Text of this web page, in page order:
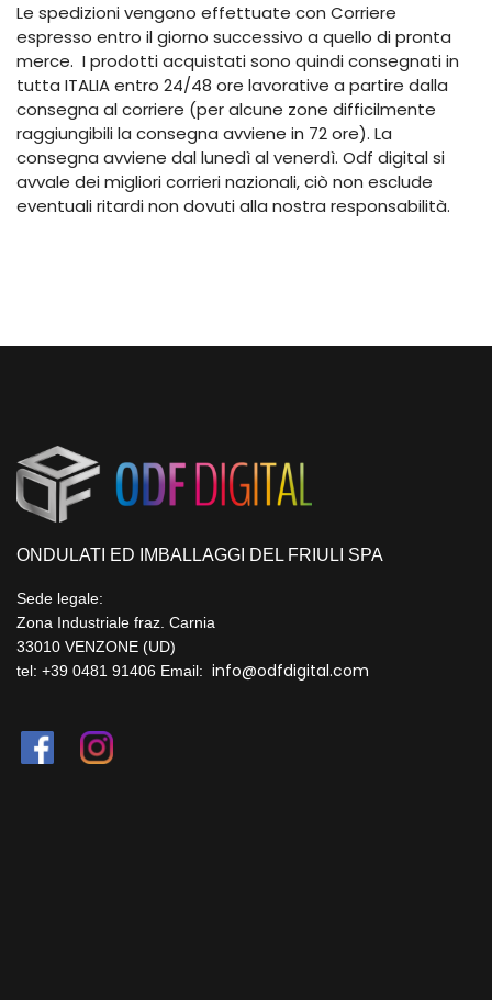
Le spedizioni vengono effettuate con Corriere
espresso entro il giorno successivo a quello di pronta
merce. I prodotti acquistati sono quindi consegnati in
tutta ITALIA entro 24/48 ore lavorative a partire dalla
consegna al corriere (per alcune zone difficilmente
raggiungibili la consegna avviene in 72 ore). La
consegna avviene dal lunedì al venerdì. Odf digital si
avvale dei migliori corrieri nazionali, ciò non esclude
eventuali ritardi non dovuti alla nostra responsabilità.
ONDULATI ED IMBALLAGGI DEL FRIULI SPA
Sede legale:
Zona Industriale fraz. Carnia
33010 VENZONE (UD)
tel: +39 0481 91406 Email: info@odfdigital.com